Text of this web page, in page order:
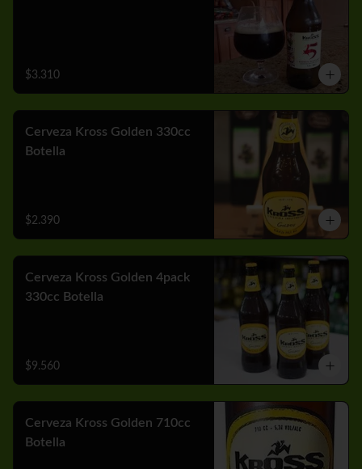
$3.310
Cerveza Kross Golden 330cc
Botella
$2.390
Cerveza Kross Golden 4pack
330cc Botella
$9.560
Cerveza Kross Golden 710cc
Botella